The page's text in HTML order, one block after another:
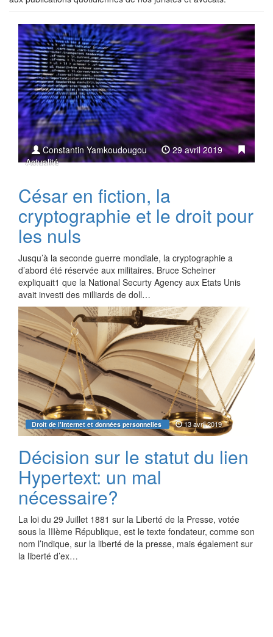
Constantin Yamkoudougou
29 avril 2019
Actualité
César en fiction, la
cryptographie et le droit pour
les nuls
Jusqu’à la seconde guerre mondiale, la cryptographie a
d’abord été réservée aux militaires. Bruce Scheiner
expliquait1 que la National Securty Agency aux Etats Unis
avait investi des milliards de doll…
Droit de l'Internet et données personnelles 13 avril 2019
Décision sur le statut du lien
Hypertext: un mal
nécessaire?
La loi du 29 Juillet 1881 sur la Liberté de la Presse, votée
sous la IIIème République, est le texte fondateur, comme son
nom l’indique, sur la liberté de la presse, mais également sur
la liberté d’ex…